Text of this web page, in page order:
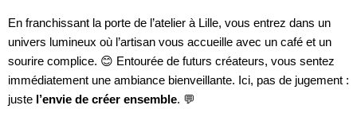
En franchissant la porte de l’atelier à Lille, vous entrez dans un
univers lumineux où l’artisan vous accueille avec un café et un
sourire complice. 😊 Entourée de futurs créateurs, vous sentez
immédiatement une ambiance bienveillante. Ici, pas de jugement :
juste l’envie de créer ensemble. 💬